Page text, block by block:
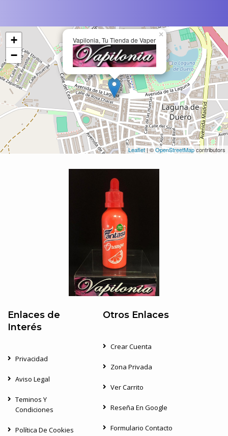
Vapilonia, Tu Tienda de Vaper
×
+
−
Leaflet| ©OpenStreetMapcontributors
Enlaces de
Interés
Privacidad
Aviso Legal
Teminos Y
Condiciones
Política De Cookies
Otros Enlaces
Crear Cuenta
Zona Privada
Ver Carrito
Reseña En Google
Formulario Contacto